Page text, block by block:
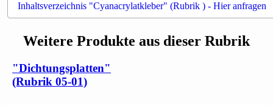
Inhaltsverzeichnis "Cyanacrylatkleber" (Rubrik ) - Hier anfragen
Weitere Produkte aus dieser Rubrik
"Dichtungsplatten"
(Rubrik 05-01)